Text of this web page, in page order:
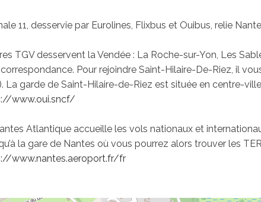
11, desservie par Eurolines, Flixbus et Ouibus, relie
TGV desservent la Vendée : La Roche-sur-Yon, Les
Pour rejoindre Saint-Hilaire-De-Riez, il
La garde de Saint-Hilaire-de-Riez est située en centre-
www.oui.sncf/
Atlantique accueille les vols nationaux et
la gare de Nantes où vous pourrez alors trouver les
www.nantes.aeroport.fr/fr